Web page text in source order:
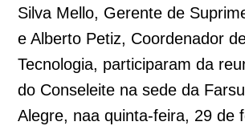
Silva Mello, Gerente de
e Alberto Petiz, Coordenador
Tecnologia, participaram da
do Conseleite na sede da
Alegre, naa quinta-feira, 29 de